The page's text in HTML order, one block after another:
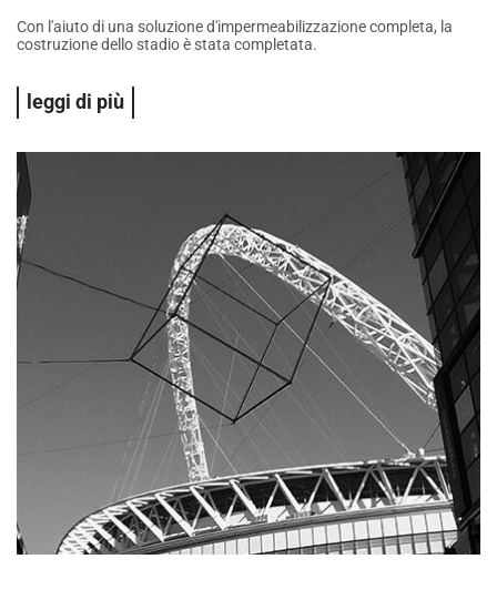
Con l'aiuto di una soluzione d'impermeabilizzazione completa, la
costruzione dello stadio è stata completata.
leggi di più